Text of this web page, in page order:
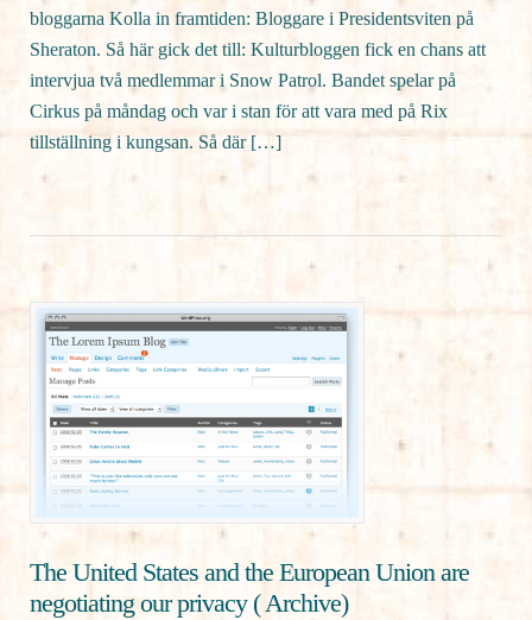
bloggarna Kolla in framtiden: Bloggare i Presidentsviten på
Sheraton. Så här gick det till: Kulturbloggen fick en chans att
intervjua två medlemmar i Snow Patrol. Bandet spelar på
Cirkus på måndag och var i stan för att vara med på Rix
tillställning i kungsan. Så där […]
The United States and the European Union are
negotiating our privacy ( Archive)